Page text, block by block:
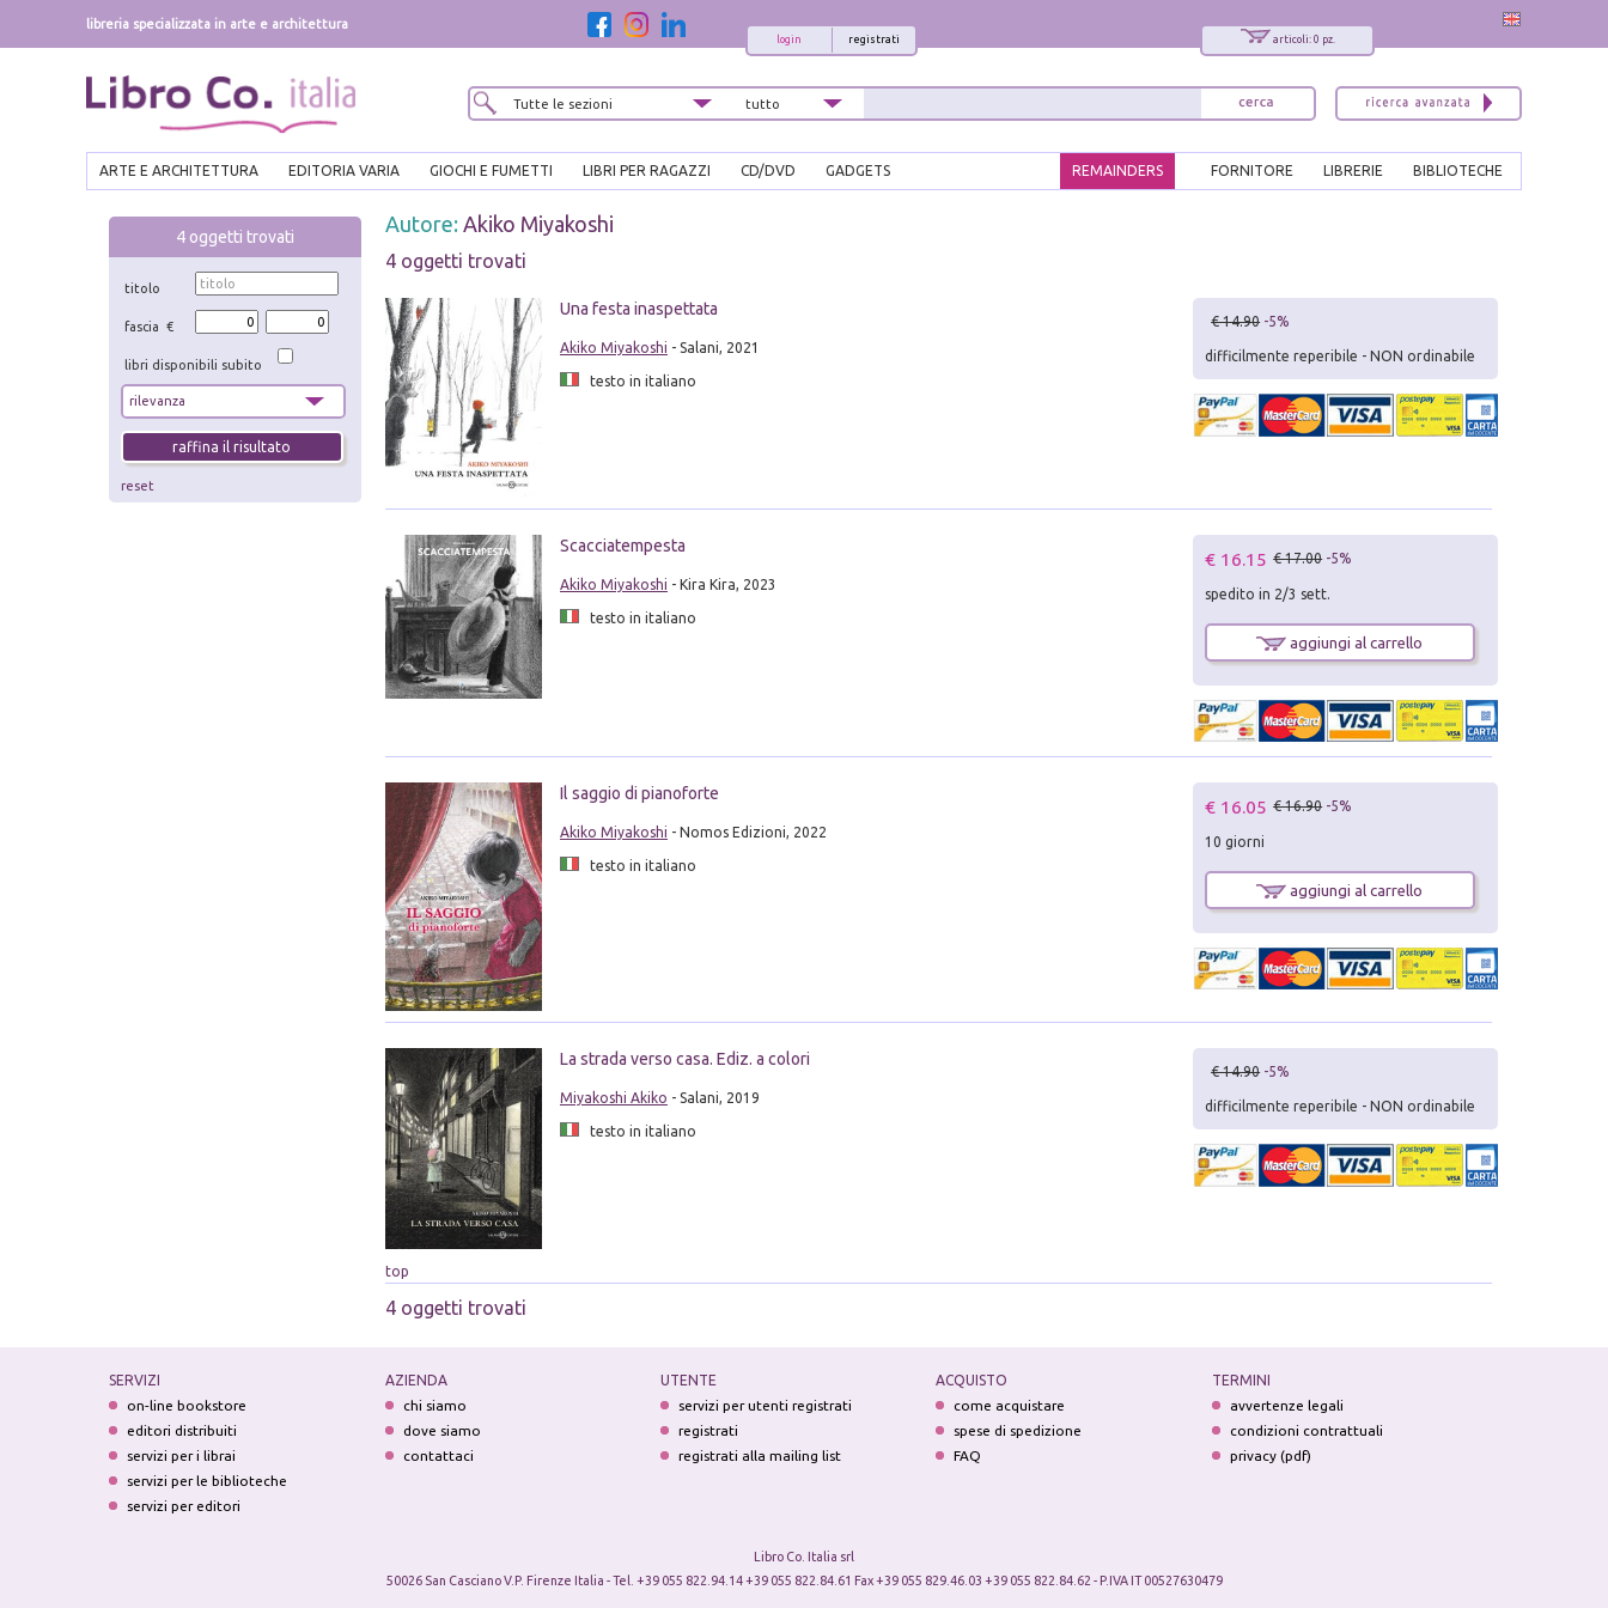
libreria specializzata in arte e architettura
articoli: 0 pz.
registrati
login
ARTE E ARCHITETTURA EDITORIA VARIA GIOCHI E FUMETTI LIBRI PER RAGAZZI CD/DVD GADGETS BIBLIOTECHE
LIBRERIE
FORNITORE
REMAINDERS
4 oggetti trovati
titolo
fascia €
libri disponibili subito
reset
Autore: Akiko Miyakoshi
4 oggetti trovati
Una festa inaspettata
Akiko Miyakoshi - Salani, 2021
testo in italiano
€ 14.90 -5%
difficilmente reperibile - NON ordinabile
Scacciatempesta
Akiko Miyakoshi - Kira Kira, 2023
testo in italiano
€ 16.15 € 17.00 -5%
spedito in 2/3 sett.
aggiungi al carrello
Il saggio di pianoforte
Akiko Miyakoshi - Nomos Edizioni, 2022
testo in italiano
€ 16.05 € 16.90 -5%
10 giorni
aggiungi al carrello
La strada verso casa. Ediz. a colori
Miyakoshi Akiko - Salani, 2019
testo in italiano
€ 14.90 -5%
difficilmente reperibile - NON ordinabile
top
4 oggetti trovati
SERVIZI
on-line bookstore
editori distribuiti
servizi per i librai
servizi per le biblioteche
servizi per editori
AZIENDA
chi siamo
dove siamo
contattaci
UTENTE
servizi per utenti registrati
registrati
registrati alla mailing list
ACQUISTO
come acquistare
spese di spedizione
FAQ
TERMINI
avvertenze legali
condizioni contrattuali
privacy (pdf)
Libro Co. Italia srl
50026 San Casciano V.P. Firenze Italia - Tel. +39 055 822.94.14 +39 055 822.84.61 Fax +39 055 829.46.03 +39 055 822.84.62 - P.IVA IT 00527630479